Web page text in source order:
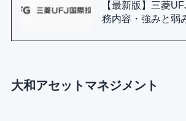
【最新版】三菱
務内容・強みと弱
大和アセットマネジメント